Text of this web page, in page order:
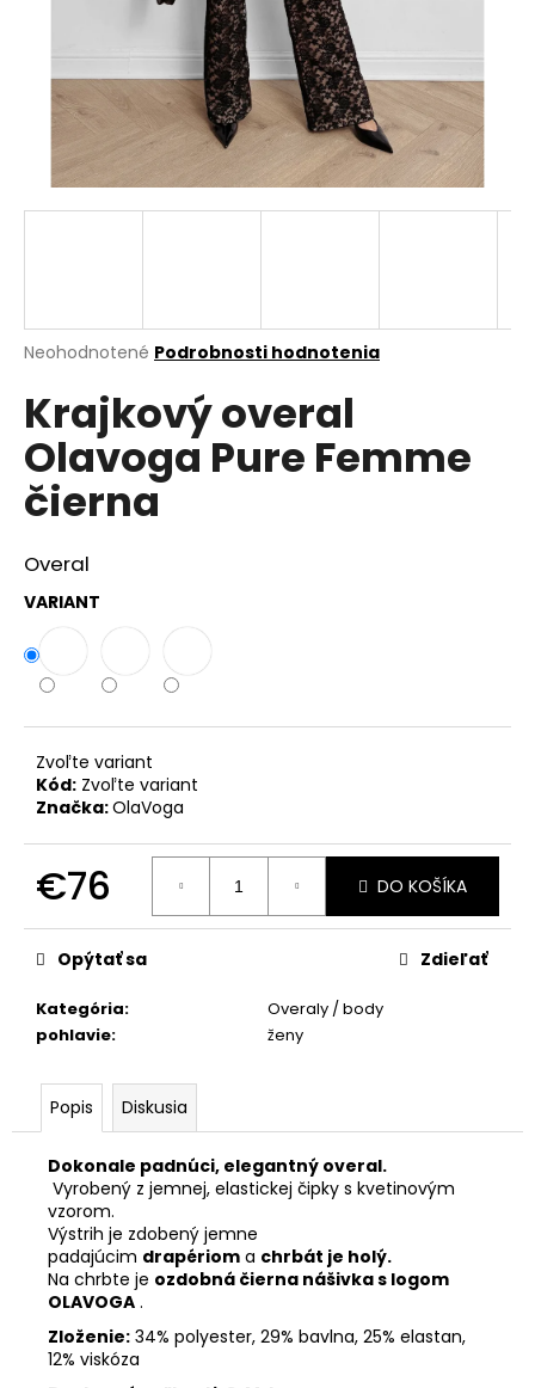
Priemerné
produktu
je
0,0
z
5
hviezdičiek.
Neohodnotené Podrobnosti hodnotenia
Krajkový overal
Olavoga Pure Femme
čierna
Overal
VARIANT
Zvoľte variant
Kód: Zvoľte variant
Značka:OlaVoga
€76 DO KOŠÍKA
Kategória:
Overaly / body
pohlavie: ženy
Opýtať sa Zdieľať
Popis Diskusia
Dokonale padnúci, elegantný overal.
Vyrobený z jemnej, elastickej čipky s kvetinovým
vzorom.
Výstrih je zdobený jemne
padajúcim drapériom a chrbát je holý.
Na chrbte je ozdobná čierna nášivka s logom
OLAVOGA .
Zloženie: 34% polyester, 29% bavlna, 25% elastan,
12% viskóza
d
p
o
r
ú
a
m
e
ZAVINOVACIE
MARY
ČIERNA
PREMIUM
€39